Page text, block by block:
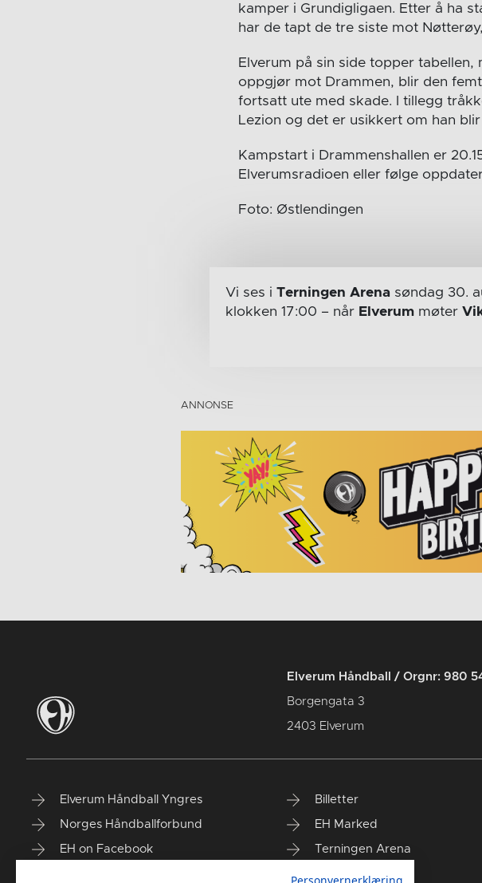
kamper i Grundigligaen. Etter å ha
har de tapt de tre siste mot
Elverum på sin side topper
oppgjør mot Drammen, blir den
fortsatt ute med skade. I tillegg
Lezion og det er usikkert om han
Kampstart i Drammenshallen er
Elverumsradioen eller følge
Foto: Østlendingen
Vi ses i Terningen Arenasøndag 30.
klokken 17:00 – når Elverummøter
Elverum Håndball / Orgnr: 980
Borgengata 3
2403 Elverum
Elverum Håndball Yngres
Norges Håndballforbund
EH on Facebook
Billetter
EH Marked
Terningen Arena
Finn vårt kontor